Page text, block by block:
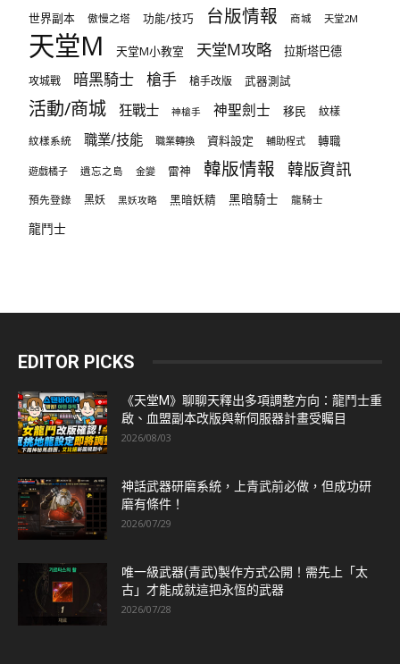
世界副本
傲慢之塔 功能/技巧 台版情報 商城 天堂2M
天堂M 天堂M小教室 天堂M攻略 拉斯塔巴德
攻城戰 暗黑騎士 槍手 槍手改版 武器測試
活動/商城 狂戰士 神槍手 神聖劍士 移民 紋樣
紋樣系統 職業/技能 職業轉換 資料設定 輔助程式 轉職
遊戲橘子 遺忘之島 金變 雷神 韓版情報 韓版資訊
預先登錄 黑妖 黑妖攻略 黑暗妖精 黑暗騎士 龍騎士
龍鬥士
EDITOR PICKS
《天堂M》聊聊天釋出多項調整方向：龍鬥士重
啟、血盟副本改版與新伺服器計畫受矚目
2026/08/03
神話武器研磨系統，上青武前必做，但成功研
磨有條件！
2026/07/29
唯一級武器(青武)製作方式公開！需先上「太
古」才能成就這把永恆的武器
2026/07/28